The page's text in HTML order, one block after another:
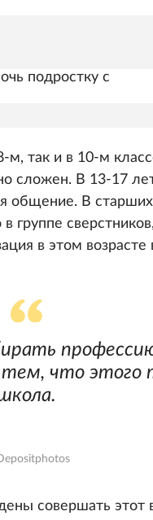
подростку с
м, так и в 10-м
сложен. В 13-17
общение. В
группе
в этом возрасте
тем, что этого
совершать